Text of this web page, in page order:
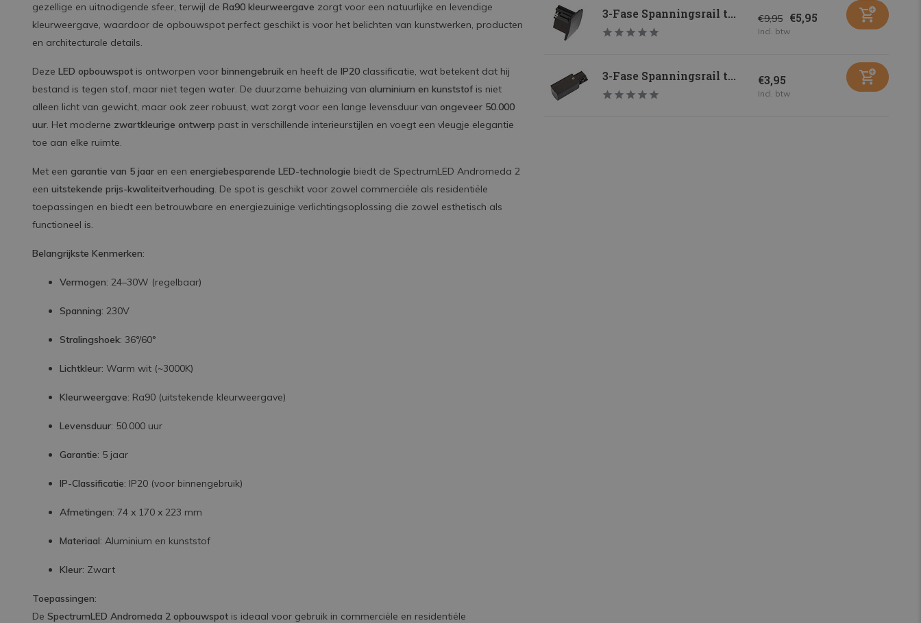
gezellige en uitnodigende sfeer, terwijl de Ra90 kleurweergave zorgt voor een natuurlijke en levendige
kleurweergave, waardoor de opbouwspot perfect geschikt is voor het belichten van kunstwerken, producten
en architecturale details.
Deze LED opbouwspot is ontworpen voor binnengebruik en heeft de IP20 classificatie, wat betekent dat hij
bestand is tegen stof, maar niet tegen water. De duurzame behuizing van aluminium en kunststof is niet
alleen licht van gewicht, maar ook zeer robuust, wat zorgt voor een lange levensduur van ongeveer 50.000
uur. Het moderne zwartkleurige ontwerp past in verschillende interieurstijlen en voegt een vleugje elegantie
toe aan elke ruimte.
Met een garantie van 5 jaar en een energiebesparende LED-technologie biedt de SpectrumLED Andromeda 2
een uitstekende prijs-kwaliteitverhouding. De spot is geschikt voor zowel commerciële als residentiële
toepassingen en biedt een betrouwbare en energiezuinige verlichtingsoplossing die zowel esthetisch als
functioneel is.
Belangrijkste Kenmerken:
Vermogen: 24–30W (regelbaar)
Spanning: 230V
Stralingshoek: 36°/60°
Lichtkleur: Warm wit (~3000K)
Kleurweergave: Ra90 (uitstekende kleurweergave)
Levensduur: 50.000 uur
Garantie: 5 jaar
IP-Classificatie: IP20 (voor binnengebruik)
Afmetingen: 74 x 170 x 223 mm
Materiaal: Aluminium en kunststof
Kleur: Zwart
Toepassingen:
De SpectrumLED Andromeda 2 opbouwspot is ideaal voor gebruik in commerciële en residentiële
3-Fase Spanningsrail t... €9,95 €5,95
Incl. btw
3-Fase Spanningsrail t... €3,95
Incl. btw